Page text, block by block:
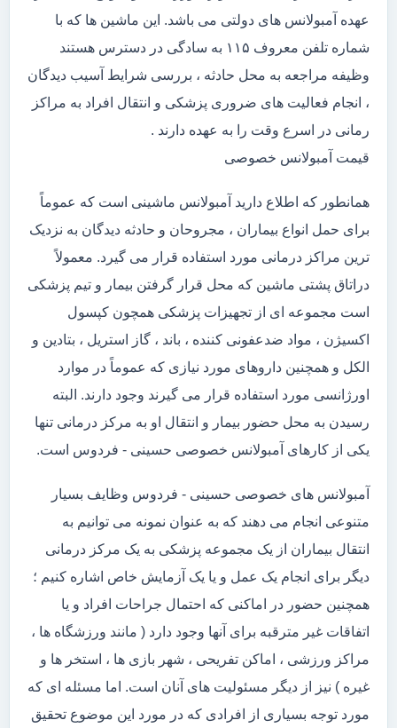
عهده آمبولانس های دولتی می باشد. این ماشین ها که با
شماره تلفن معروف ۱۱۵ به سادگی در دسترس هستند
وظیفه مراجعه به محل حادثه ، بررسی شرایط آسیب دیدگان
، انجام فعالیت های ضروری پزشکی و انتقال افراد به مراکز
رمانی در اسرع وقت را به عهده دارند .
قیمت آمبولانس خصوصی
همانطور که اطلاع دارید آمبولانس ماشینی است که عموماً
برای حمل انواع بیماران ، مجروحان و حادثه دیدگان به نزدیک
ترین مراکز درمانی مورد استفاده قرار می گیرد. معمولاً
دراتاق پشتی ماشین که محل قرار گرفتن بیمار و تیم پزشکی
است مجموعه ای از تجهیزات پزشکی همچون کپسول
اکسیژن ، مواد ضدعفونی کننده ، باند ، گاز استریل ، بتادین و
الکل و همچنین داروهای مورد نیازی که عموماً در موارد
اورژانسی مورد استفاده قرار می گیرند وجود دارند. البته
رسیدن به محل حضور بیمار و انتقال او به مرکز درمانی تنها
یکی از کارهای آمبولانس خصوصی حسینی - فردوس است.
آمبولانس های خصوصی حسینی - فردوس وظایف بسیار
متنوعی انجام می دهند که به عنوان نمونه می توانیم به
انتقال بیماران از یک مجموعه پزشکی به یک مرکز درمانی
دیگر برای انجام یک عمل و یا یک آزمایش خاص اشاره کنیم ؛
همچنین حضور در اماکنی که احتمال جراحات افراد و یا
اتفاقات غیر مترقبه برای آنها وجود دارد ( مانند ورزشگاه ها ،
مراکز ورزشی ، اماکن تفریحی ، شهر بازی ها ، استخر ها و
غیره ) نیز از دیگر مسئولیت های آنان است. اما مسئله ای که
مورد توجه بسیاری از افرادی که در مورد این موضوع تحقیق